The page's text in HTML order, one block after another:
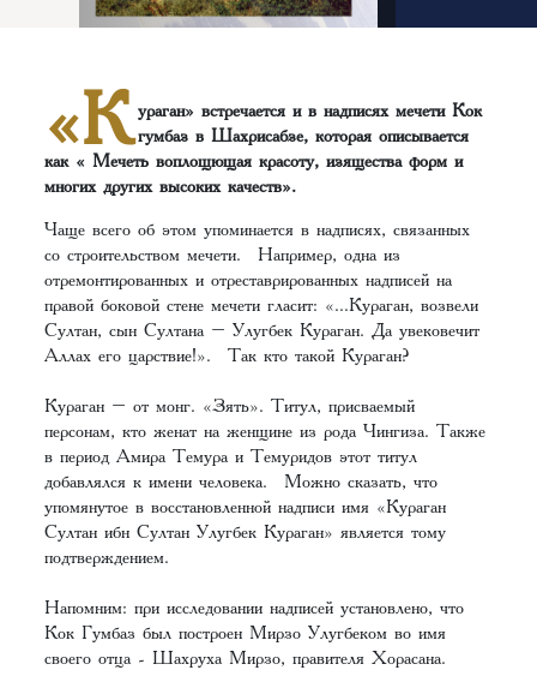
«К ураган» встречается и в надписях мечети Кок
гумбаз в Шахрисабзе, которая описывается
как « Мечеть воплощющая красоту, изящества форм и
многих других высоких качеств».
Чаще всего об этом упоминается в надписях, связанных
со строительством мечети. Например, одна из
отремонтированных и отреставрированных надписей на
правой боковой стене мечети гласит: «...Кураган, возвели
Султан, сын Султана – Улугбек Кураган. Да увековечит
Аллах его царствие!». Так кто такой Кураган?
Кураган – от монг. «Зять». Титул, присваемый
персонам, кто женат на женщине из рода Чингиза. Также
в период Амира Темура и Темуридов этот титул
добавлялся к имени человека. Можно сказать, что
упомянутое в восстановленной надписи имя «Кураган
Султан ибн Султан Улугбек Кураган» является тому
подтверждением.
Напомним: при исследовании надписей установлено, что
Кок Гумбаз был построен Мирзо Улугбеком во имя
своего отца - Шахруха Мирзо, правителя Хорасана.